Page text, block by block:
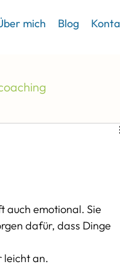
mich Blog
auch emotional. Sie
dafür, dass Dinge
leicht an.